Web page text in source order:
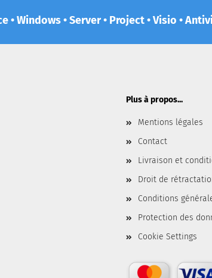
• Windows • Server • Project • Visio •
Plus à propos...
Mentions légales
Contact
Livraison et
Droit de
Conditions
Protection des
Cookie Settings